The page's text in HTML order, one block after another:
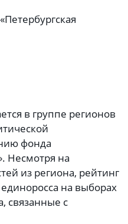
в группе регионов
фонда
Несмотря на
из региона, рейтинг
на выборах
связанные с